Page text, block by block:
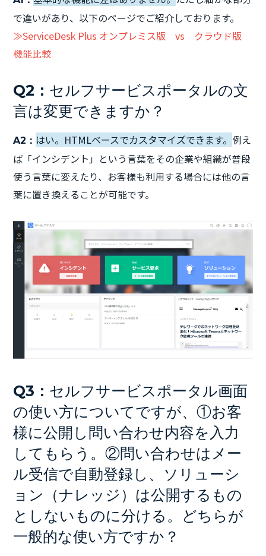
で違いがあり、以下のページでご紹介しております。
≫ServiceDesk Plus オンプレミス版 vs クラウド版
機能比較
Q2： セルフサービスポータルの文
言は変更できますか？
A2： はい。HTMLベースでカスタマイズできます。 例え
ば「インシデント」という言葉をその企業や組織が普段
使う言葉に変えたり、お客様も利用する場合には他の言
葉に置き換えることが可能です。
Q3： セルフサービスポータル画面
の使い方についてですが、①お客
様に公開し問い合わせ内容を入力
してもらう。②問い合わせはメー
ル受信で自動登録し、ソリューシ
ョン（ナレッジ）は公開するもの
としないものに分ける。どちらが
一般的な使い方ですか？